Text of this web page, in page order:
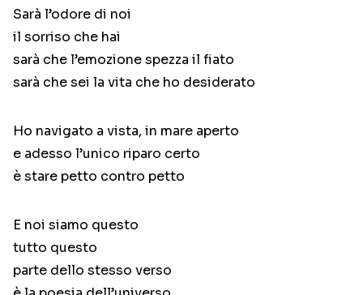
Sarà l’odore di noi
il sorriso che hai
sarà che l’emozione spezza il fiato
sarà che sei la vita che ho desiderato
Ho navigato a vista, in mare aperto
e adesso l’unico riparo certo
è stare petto contro petto
E noi siamo questo
tutto questo
parte dello stesso verso